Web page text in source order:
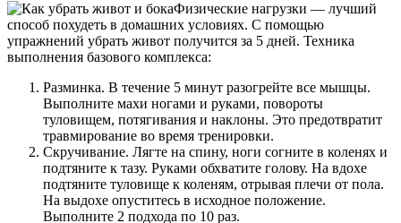
Физические нагрузки — лучший
способ похудеть в домашних условиях. С помощью
упражнений убрать живот получится за 5 дней. Техника
выполнения базового комплекса:
Разминка. В течение 5 минут разогрейте все мышцы.
Выполните махи ногами и руками, повороты
туловищем, потягивания и наклоны. Это предотвратит
травмирование во время тренировки.
Скручивание. Лягте на спину, ноги согните в коленях и
подтяните к тазу. Руками обхватите голову. На вдохе
подтяните туловище к коленям, отрывая плечи от пола.
На выдохе опуститесь в исходное положение.
Выполните 2 подхода по 10 раз.